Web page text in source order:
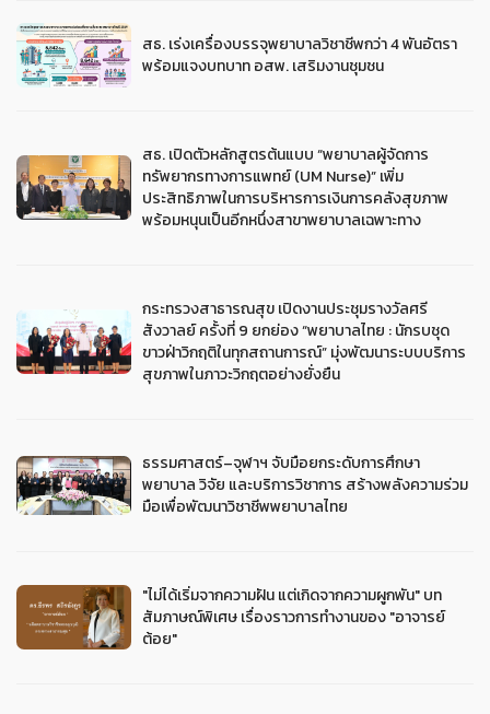
สธ. เร่งเครื่องบรรจุพยาบาลวิชาชีพกว่า 4 พันอัตรา
พร้อมแจงบทบาท อสพ. เสริมงานชุมชน
สธ. เปิดตัวหลักสูตรต้นแบบ “พยาบาลผู้จัดการ
ทรัพยากรทางการแพทย์ (UM Nurse)” เพิ่ม
ประสิทธิภาพในการบริหารการเงินการคลังสุขภาพ
พร้อมหนุนเป็นอีกหนึ่งสาขาพยาบาลเฉพาะทาง
กระทรวงสาธารณสุข เปิดงานประชุมรางวัลศรี
สังวาลย์ ครั้งที่ 9 ยกย่อง “พยาบาลไทย : นักรบชุด
ขาวฝ่าวิกฤติในทุกสถานการณ์” มุ่งพัฒนาระบบบริการ
สุขภาพในภาวะวิกฤตอย่างยั่งยืน
ธรรมศาสตร์–จุฬาฯ จับมือยกระดับการศึกษา
พยาบาล วิจัย และบริการวิชาการ สร้างพลังความร่วม
มือเพื่อพัฒนาวิชาชีพพยาบาลไทย
"ไม่ได้เริ่มจากความฝัน แต่เกิดจากความผูกพัน" บท
สัมภาษณ์พิเศษ เรื่องราวการทำงานของ "อาจารย์
ต้อย"